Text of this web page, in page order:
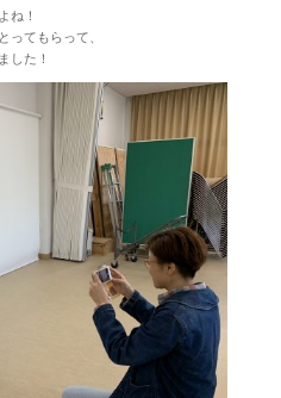
ね！
ってもらって、
した！